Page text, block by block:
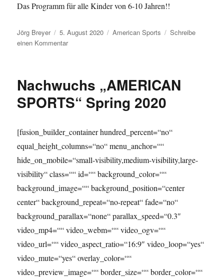
Das Programm für alle Kinder von 6-10 Jahren!!
Autor
Jörg Breyer
Veröffentlicht
am
5. August 2020 Kategorien
American Sports
Schreibe
einen Kommentarzu
Nachwuchs „AMERICAN
SPORTS“ Spring 2020
[fusion_builder_container hundred_percent=“no“
equal_height_columns=“no“ menu_anchor=““
hide_on_mobile=“small-visibility,medium-visibility,large-
visibility“ class=““ id=““ background_color=““
background_image=““ background_position=“center
center“ background_repeat=“no-repeat“ fade=“no“
background_parallax=“none“ parallax_speed=“0.3″
video_mp4=““ video_webm=““ video_ogv=““
video_url=““ video_aspect_ratio=“16:9″ video_loop=“yes“
video_mute=“yes“ overlay_color=““
video_preview_image=““ border_size=““ border_color=““